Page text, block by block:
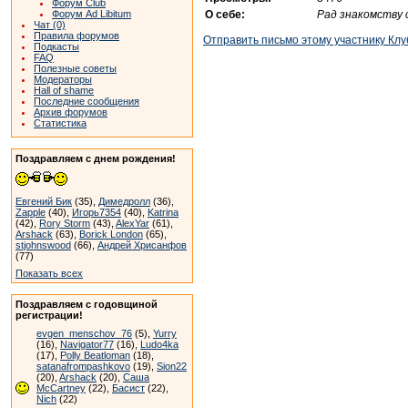
Форум Club
Форум Ad Libitum
Чат (0)
Правила форумов
Подкасты
FAQ
Полезные советы
Модераторы
Hall of shame
Последние сообщения
Архив форумов
Статистика
Поздравляем с днем рождения!
Евгений Бик (35), Димедролл (36),
Zapple (40), Игорь7354 (40), Katrina
(42), Rory Storm (43), AlexYar (61),
Arshack (63), Borick London (65),
stjohnswood (66), Андрей Хрисанфов
(77)
Показать всех
Поздравляем с годовщиной
регистрации!
evgen_menschov_76 (5), Yurry
(16), Navigator77 (16), Ludo4ka
(17), Polly Beatloman (18),
satanafrompashkovo (19), Sion22
(20), Arshack (20), Саша
McCartney (22), Басист (22),
Nich (22)
О себе:
Рад знакомству
Отправить письмо этому участнику